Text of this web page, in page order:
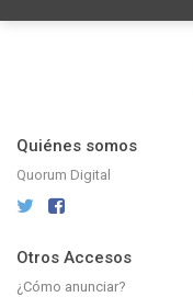
Quiénes somos
Quorum Digital
Otros Accesos
¿Cómo anunciar?